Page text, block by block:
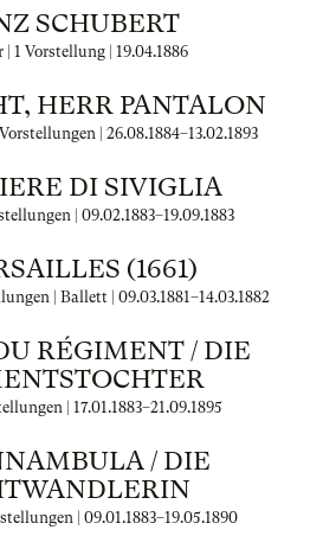
SCHUBERT
1 Vorstellung | 19.04.1886
HERR PANTALON
| 26.08.1884–13.02.1893
DI SIVIGLIA
| 09.02.1883–19.09.1883
(1661)
| Ballett | 09.03.1881–14.03.1882
RÉGIMENT / DIE
| 17.01.1883–21.09.1895
/ DIE
| 09.01.1883–19.05.1890